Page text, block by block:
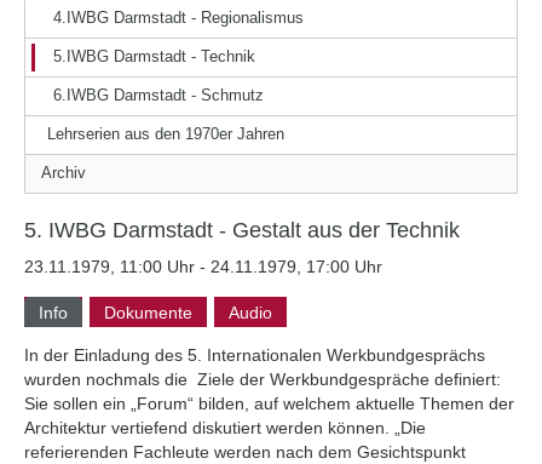
4.IWBG Darmstadt - Regionalismus
5.IWBG Darmstadt - Technik
6.IWBG Darmstadt - Schmutz
Lehrserien aus den 1970er Jahren
Archiv
5. IWBG Darmstadt - Gestalt aus der Technik
23.11.1979, 11:00 Uhr - 24.11.1979, 17:00 Uhr
Info Dokumente Audio
In der Einladung des 5. Internationalen Werkbundgesprächs
wurden nochmals die Ziele der Werkbundgespräche definiert:
Sie sollen ein „Forum“ bilden, auf welchem aktuelle Themen der
Architektur vertiefend diskutiert werden können. „Die
referierenden Fachleute werden nach dem Gesichtspunkt